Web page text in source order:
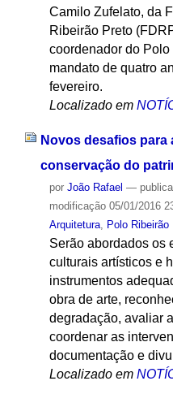
Camilo Zufelato, da
Ribeirão Preto
coordenador do
mandato de quatro
fevereiro.
Localizado em
Novos desafios para
conservação do
por João Rafael —
modificação05/01/2016
Arquitetura, Polo Ribeirão
Serão abordados os
culturais artísticos e
instrumentos
obra de arte,
degradação, avaliar
coordenar as
documentação e
Localizado em